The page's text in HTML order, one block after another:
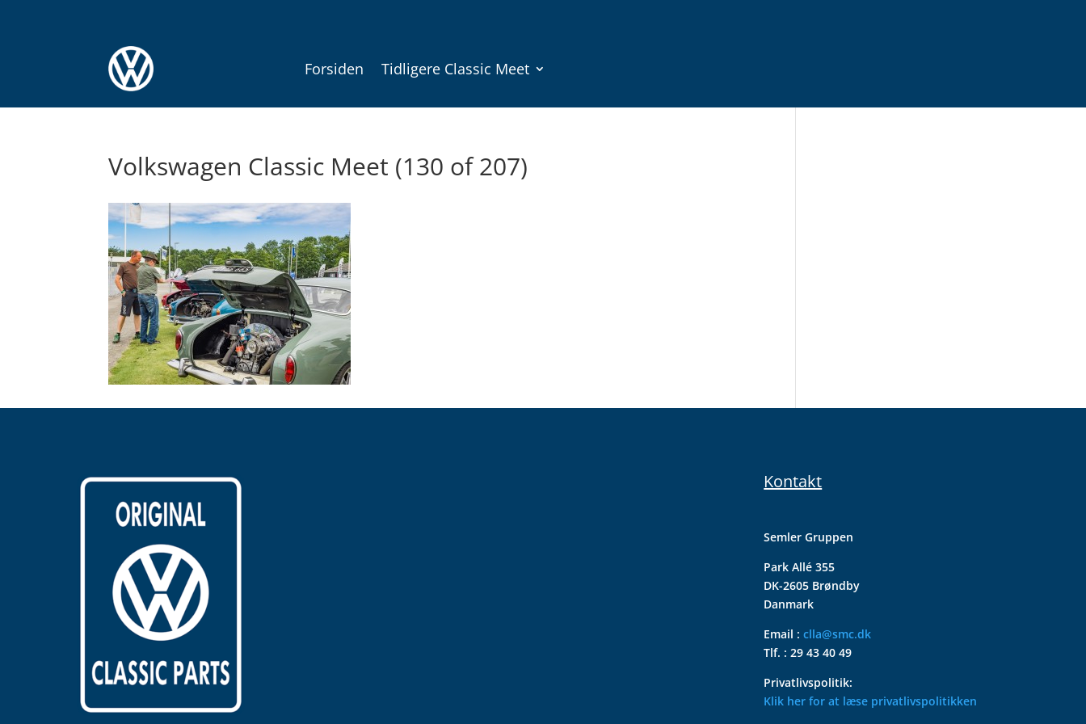
Forsiden Tidligere Classic Meet
Volkswagen Classic Meet (130 of 207)
Kontakt
Semler Gruppen
Park Allé 355
DK-2605 Brøndby
Danmark
Email :clla@smc.dk
Tlf. : 29 43 40 49
Privatlivspolitik:
Klik her for at læse privatlivspolitikken